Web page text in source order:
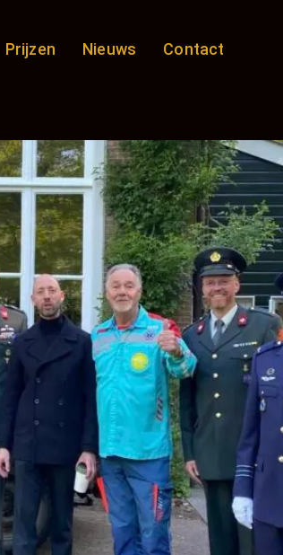
Prijzen Nieuws Contact